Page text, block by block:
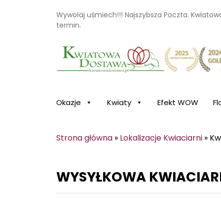
Wywołaj uśmiech!!! Najszybsza Poczta.
termin.
Kwiaciarnia internetowa Kwiatowa
Okazje Kwiaty Efekt WOW
Strona główna » Lokalizacje Kwiaciarni »
WYSYŁKOWA